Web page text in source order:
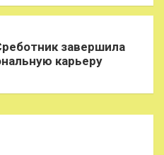
завершила
карьеру